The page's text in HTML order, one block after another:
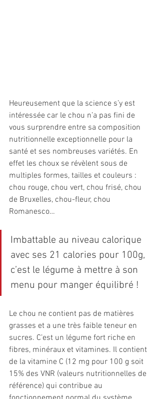
Heureusement que la science s’y est
intéressée car le chou n’a pas fini de
vous surprendre entre sa composition
nutritionnelle exceptionnelle pour la
santé et ses nombreuses variétés. En
effet les choux se révèlent sous de
multiples formes, tailles et couleurs :
chou rouge, chou vert, chou frisé, chou
de Bruxelles, chou-fleur, chou
Romanesco…
Imbattable au niveau calorique
avec ses 21 calories pour 100g,
c’est le légume à mettre à son
menu pour manger équilibré !
Le chou ne contient pas de matières
grasses et a une très faible teneur en
sucres. C’est un légume fort riche en
fibres, minéraux et vitamines. Il contient
de la vitamine C (12 mg pour 100 g soit
15% des VNR (valeurs nutritionnelles de
référence) qui contribue au